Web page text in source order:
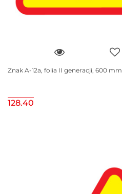
Znak A-12a, folia II generacji, 600 mm
128.40